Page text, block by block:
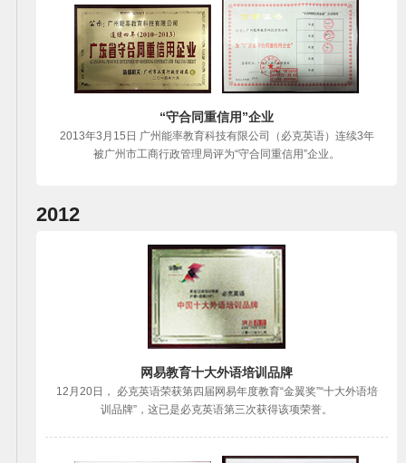
“守合同重信用”企业
2013年3月15日 广州能率教育科技有限公司（必克英语）连续3年
被广州市工商行政管理局评为“守合同重信用”企业。
2012
网易教育十大外语培训品牌
12月20日， 必克英语荣获第四届网易年度教育“金翼奖”“十大外语培
训品牌”，这已是必克英语第三次获得该项荣誉。